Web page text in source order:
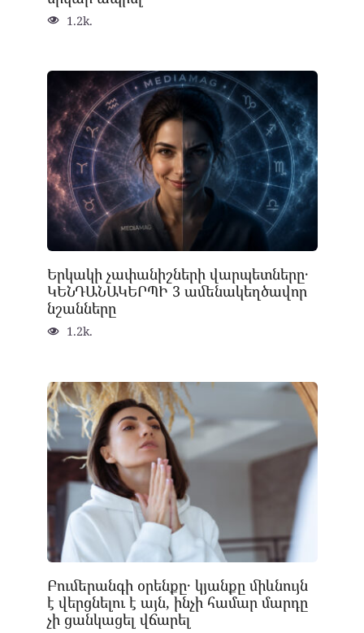
1.2k.
Երկակի չափանիշների վարպետները․
ԿԵՆԴԱՆԱԿԵՐՊԻ 3 ամենակեղծավոր
նշանները
1.2k.
Բումերանգի օրենքը․ կյանքը միևնույն
է վերցնելու է այն, ինչի համար մարդը
չի ցանկացել վճարել